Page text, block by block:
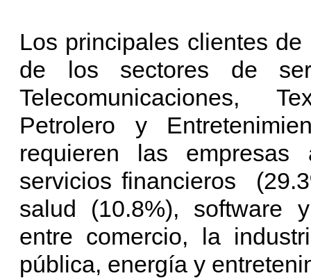
Los principales clientes
de los sectores de
Telecomunicaciones,
Petrolero y
requieren las empresas
servicios financieros
salud (10.8%), software
entre comercio, la
pública, energía y